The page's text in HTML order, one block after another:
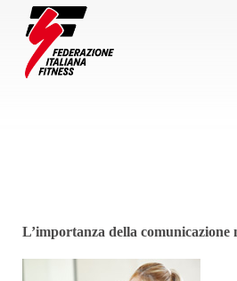
L’importanza della comunicazione